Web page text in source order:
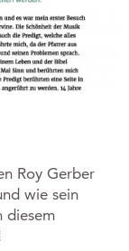
Roy Gerber
wie sein
diesem